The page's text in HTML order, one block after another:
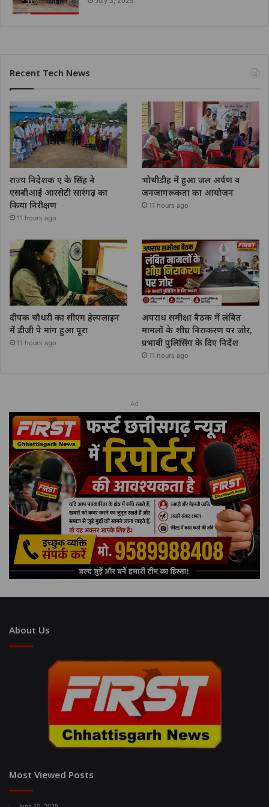
Recent Tech News
राज्य निदेशक ए के सिंह ने
एसबीआई आरसेटी सारंगढ़ का
किया निरीक्षण
11 hours ago
भोथीडीह में हुआ जल अर्पण व
जनजागरूकता का आयोजन
11 hours ago
दीपक चौधरी का सीएम हेल्पलाइन
में डीजी पे मांग हुआ पूरा
11 hours ago
अपराध समीक्षा बैठक में लंबित
मामलों के शीघ्र निराकरण पर जोर,
प्रभावी पुलिसिंग के दिए निर्देश
11 hours ago
Ad
About Us
Most Viewed Posts